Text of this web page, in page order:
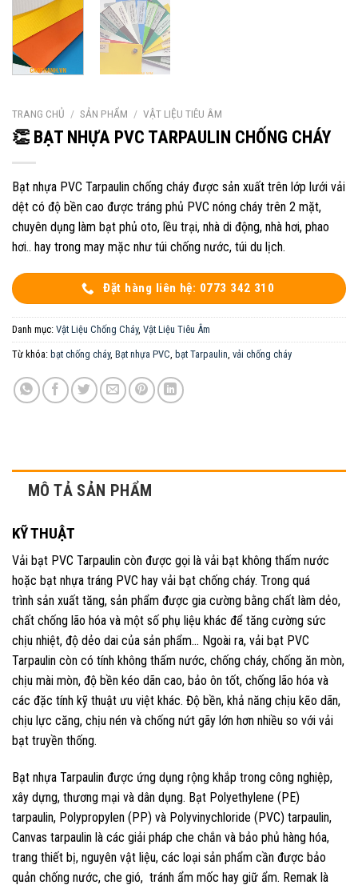
TRANG CHỦ / SẢN PHẨM / VẬT LIỆU TIÊU ÂM
👏 BẠT NHỰA PVC TARPAULIN CHỐNG CHÁY
Bạt nhựa PVC Tarpaulin chống cháy được sản xuất trên lớp lưới vải
dệt có độ bền cao được tráng phủ PVC nóng cháy trên 2 mặt,
chuyên dụng làm bạt phủ oto, lều trại, nhà di động, nhà hơi, phao
hơi.. hay trong may mặc như túi chống nước, túi du lịch.
Đặt hàng liên hệ: 0773 342 310
Danh mục: Vật Liệu Chống Cháy, Vật Liệu Tiêu Âm
Từ khóa: bạt chống cháy, Bạt nhựa PVC bạt Tarpaulin vải chống cháy
MÔ TẢ SẢN PHẨM
KỸ THUẬT
Vải bạt PVC Tarpaulin còn được gọi là vải bạt không thấm nước
hoặc bạt nhựa tráng PVC hay vải bạt chống cháy. Trong quá
trình sản xuất tăng, sản phẩm được gia cường bằng chất làm dẻo,
chất chống lão hóa và một số phụ liệu khác để tăng cường sức
chịu nhiệt, độ dẻo dai của sản phẩm… Ngoài ra, vải bạt PVC
Tarpaulin còn có tính không thấm nước, chống cháy, chống ăn mòn,
chịu mài mòn, độ bền kéo dãn cao, bảo ôn tốt, chống lão hóa và
các đặc tính kỹ thuật ưu việt khác. Độ bền, khả năng chịu kẽo dãn,
chịu lực căng, chịu nén và chống nứt gãy lớn hơn nhiều so với vải
bạt truyền thống.
Bạt nhựa Tarpaulin được ứng dụng rộng khắp trong công nghiệp,
xây dựng, thương mại và dân dụng. Bạt Polyethylene (PE)
tarpaulin, Polypropylen (PP) và Polyvinychloride (PVC) tarpaulin,
Canvas tarpaulin là các giải pháp che chắn và bảo phủ hàng hóa,
trang thiết bị, nguyên vật liệu, các loại sản phẩm cần được bảo
quản chống nước, che gió, tránh ẩm mốc hay giữ ẩm. Remak là